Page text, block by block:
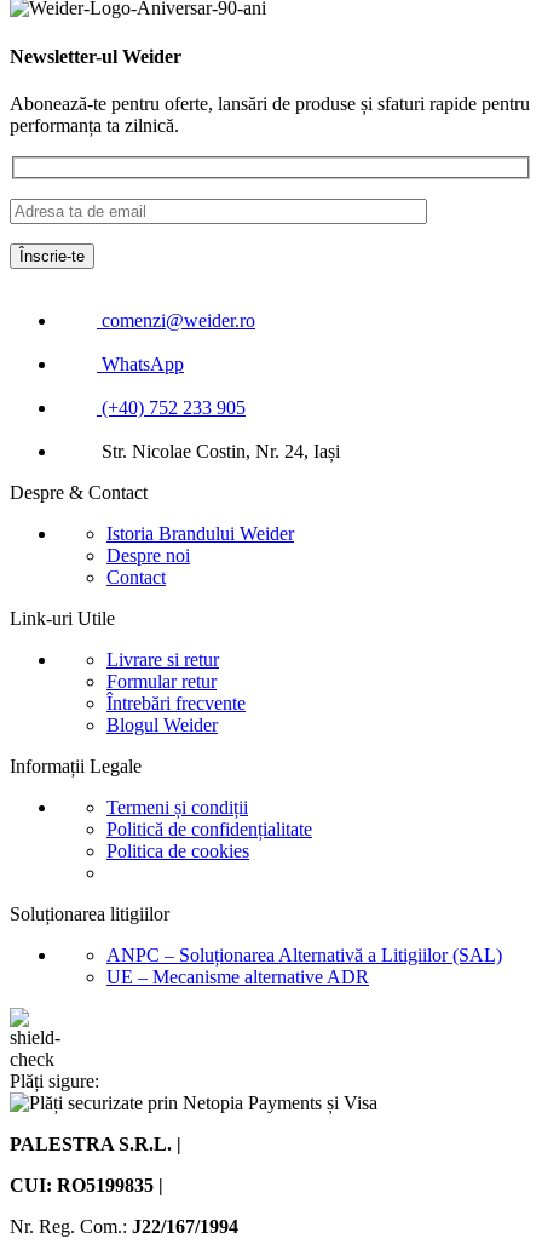
Newsletter-ul Weider
Abonează-te pentru oferte, lansări de produse și sfaturi rapide pentru
performanța ta zilnică.
comenzi@weider.ro
WhatsApp
(+40) 752 233 905
Str. Nicolae Costin, Nr. 24, Iași
Despre & Contact
Istoria Brandului Weider
Despre noi
Contact
Link-uri Utile
Livrare si retur
Formular retur
Întrebări frecvente
Blogul Weider
Informații Legale
Termeni și condiții
Politică de confidențialitate
Politica de cookies
Soluționarea litigiilor
ANPC – Soluționarea Alternativă a Litigiilor (SAL)
UE – Mecanisme alternative ADR
Plăți sigure:
PALESTRA S.R.L. |
CUI: RO5199835 |
Nr. Reg. Com.: J22/167/1994